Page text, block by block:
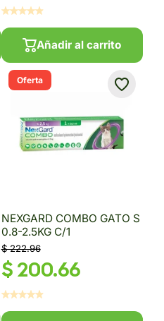
Añadir al carrito
Oferta
NEXGARD COMBO GATO S
0.8-2.5KG C/1
$ 222.96
$ 200.66